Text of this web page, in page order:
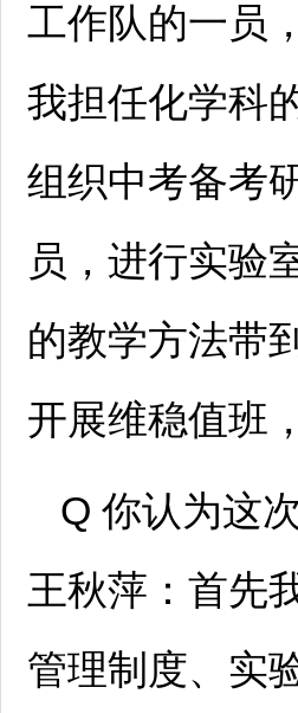
工作队的一员
我担任化学科
组织中考备考
员，进行实验
的教学方法带
开展维稳值班
Q 你认为这
王秋萍：首先
管理制度、实